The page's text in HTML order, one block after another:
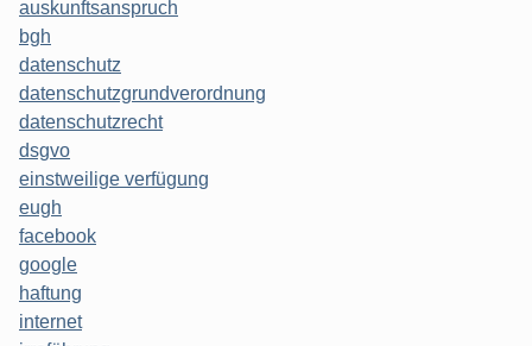
auskunftsanspruch
bgh
datenschutz
datenschutzgrundverordnung
datenschutzrecht
dsgvo
einstweilige verfügung
eugh
facebook
google
haftung
internet